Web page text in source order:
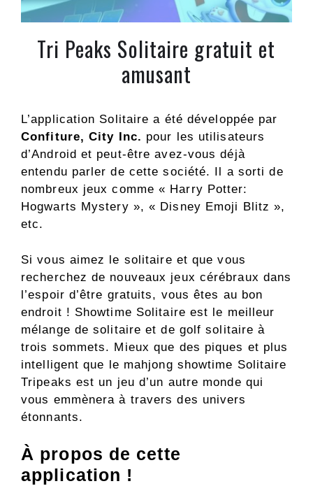
Tri Peaks Solitaire gratuit et
amusant
L’application Solitaire a été développée par
Confiture, City Inc. pour les utilisateurs
d’Android et peut-être avez-vous déjà
entendu parler de cette société. Il a sorti de
nombreux jeux comme « Harry Potter:
Hogwarts Mystery », « Disney Emoji Blitz »,
etc.
Si vous aimez le solitaire et que vous
recherchez de nouveaux jeux cérébraux dans
l’espoir d’être gratuits, vous êtes au bon
endroit ! Showtime Solitaire est le meilleur
mélange de solitaire et de golf solitaire à
trois sommets. Mieux que des piques et plus
intelligent que le mahjong showtime Solitaire
Tripeaks est un jeu d’un autre monde qui
vous emmènera à travers des univers
étonnants.
À propos de cette
application !